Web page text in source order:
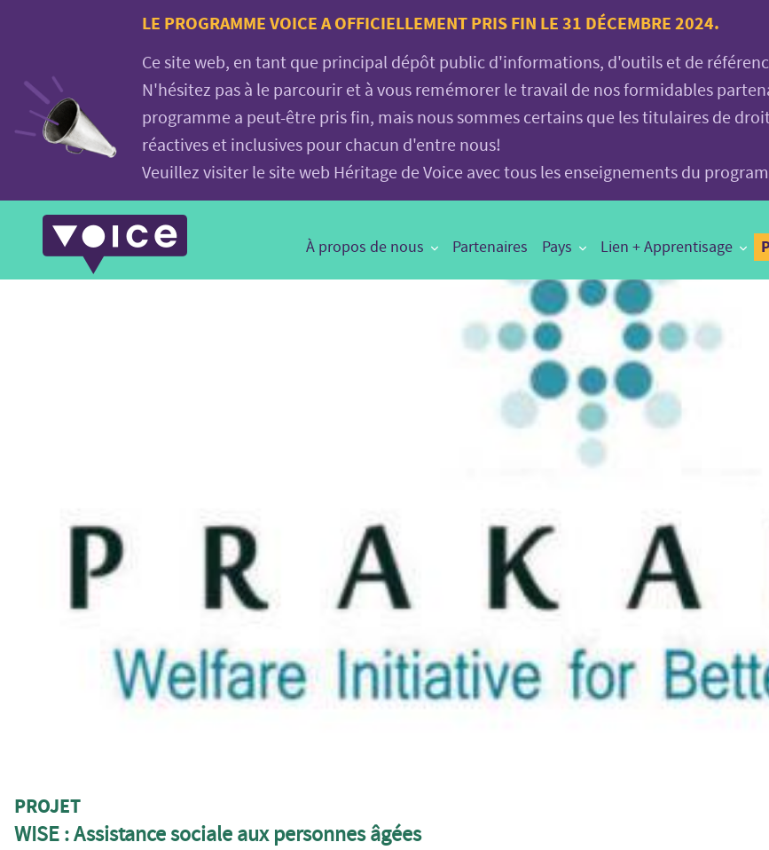
Voice.Global
website
LE PROGRAMME VOICE A OFFICIELLEMENT PRIS FIN LE 31 DÉCEMBRE 2024.
Ce site web, en tant que principal dépôt public d'informations, d'outils et de
N'hésitez pas à le parcourir et à vous remémorer le travail de nos formidables
programme a peut-être pris fin, mais nous sommes certains que les titulaires de
réactives et inclusives pour chacun d'entre nous!
Veuillez visiter le site web Héritage de Voice avec tous les enseignements du
Main
Navigation
À propos de nous Partenaires Pays Lien + Apprentisage
PROJET
WISE : Assistance sociale aux personnes âgées